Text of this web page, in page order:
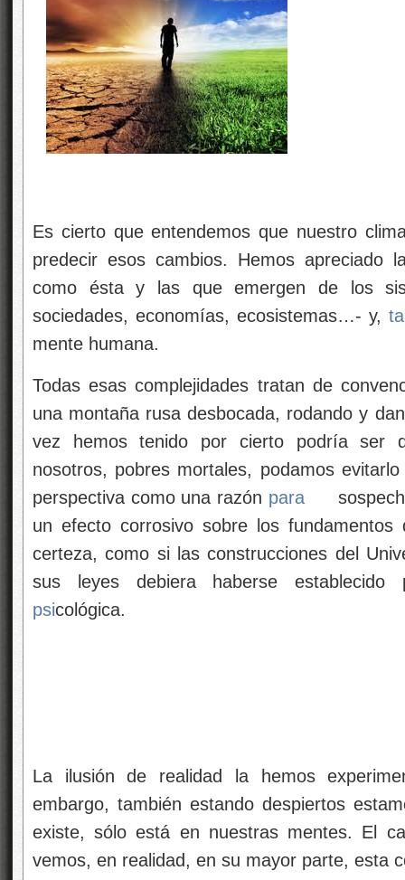
Es cierto que entendemos que nuestro
predecir esos cambios. Hemos apreciado
como ésta y las que emergen de los
sociedades, economías, ecosistemas…- y,
mente humana.
Todas esas complejidades tratan de
una montaña rusa desbocada, rodando y
vez hemos tenido por cierto podría ser
nosotros, pobres mortales, podamos
perspectiva como una razón para
un efecto corrosivo sobre los
certeza, como si las construcciones del
sus leyes debiera haberse establecido
psicológica.
La ilusión de realidad la hemos
embargo, también estando despiertos
existe, sólo está en nuestras mentes. El
vemos, en realidad, en su mayor parte, esta